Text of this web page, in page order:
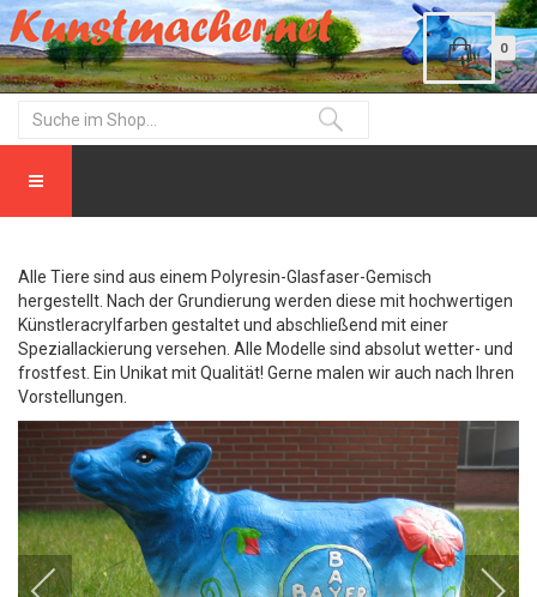
0
Alle Tiere sind aus einem Polyresin-Glasfaser-Gemisch
hergestellt. Nach der Grundierung werden diese mit hochwertigen
Künstleracrylfarben gestaltet und abschließend mit einer
Speziallackierung versehen. Alle Modelle sind absolut wetter- und
frostfest. Ein Unikat mit Qualität! Gerne malen wir auch nach Ihren
Vorstellungen.